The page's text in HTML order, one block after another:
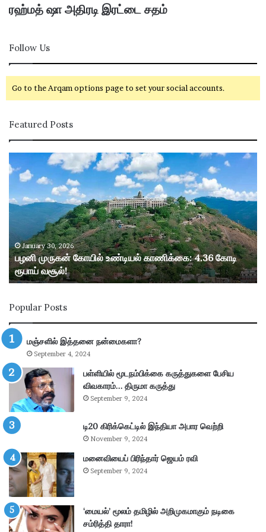
ரஹ்மத் ஷா அதிரடி இரட்டை சதம்
Follow Us
Go to the Arqam options page to set your social accounts.
Featured Posts
ழ
மு
ன்
கோ
யி
ல்
உ
டி
ய
ல்
கா
க்
கை
4
.
3
கோ
டி
ரூ
பா
ய்
வ
January 30, 2026
பழனி முருகன் கோயில் உண்டியல் காணிக்கை: 4.36 கோடி
ரூபாய் வசூல்!
Popular Posts
மஞ்சளில் இத்தனை நன்மைகளா?
September 4, 2024
பள்ளியில் மூடநம்பிக்கை கருத்துகளை பேசிய
விவகாரம்… திருமா கருத்து
September 9, 2024
டி20 கிரிக்கெட்டில் இந்தியா அபார வெற்றி
November 9, 2024
மனைவியைப் பிரிந்தார் ஜெயம் ரவி
September 9, 2024
‘மையல்’ மூலம் தமிழில் அறிமுகமாகும் நடிகை
சம்ரித்தி தாரா!